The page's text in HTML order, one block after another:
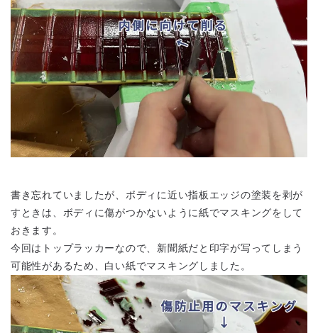
書き忘れていましたが、ボディに近い指板エッジの塗装を剥が
すときは、ボディに傷がつかないように紙でマスキングをして
おきます。
今回はトップラッカーなので、新聞紙だと印字が写ってしまう
可能性があるため、白い紙でマスキングしました。